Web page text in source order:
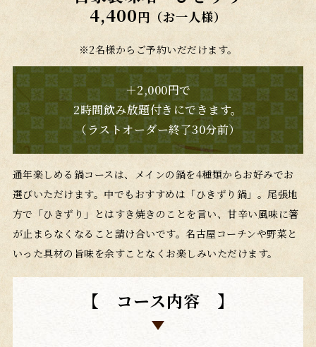
4,400円（お一人様）
※2名様からご予約いだだけます。
＋2,000円で
2時間飲み放題付きにできます。
（ラストオーダー終了30分前）
通年楽しめる鍋コースは、メインの鍋を4種類からお好みでお
選びいただけます。中でもおすすめは「ひきずり鍋」。尾張地
方で「ひきずり」とはすき焼きのことを言い、甘辛い風味に箸
が止まらなくなること請け合いです。名古屋コーチンや野菜と
いった具材の旨味を余すことなくお楽しみいただけます。
【 コース内容 】